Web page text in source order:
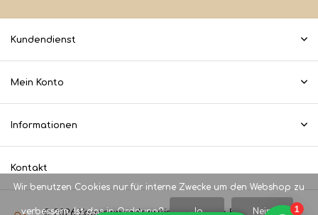
Kundendienst
Mein Konto
Informationen
Kontakt
Wir benutzen Cookies nur für interne Zwecke um den Webshop zu
verbessern. Ist das in Ordnung? Ja Nein